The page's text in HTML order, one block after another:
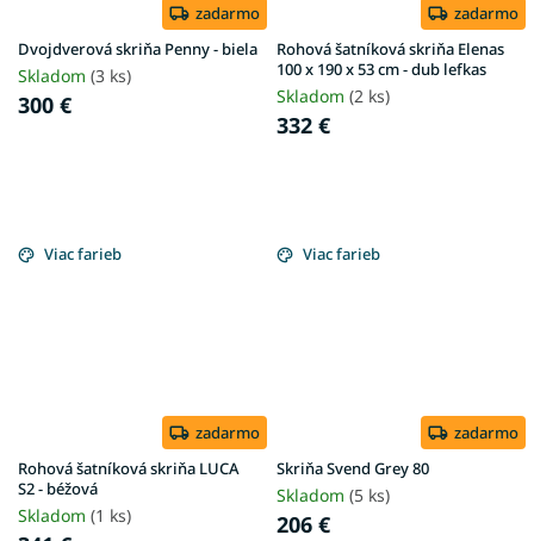
zadarmo
Dvojdverová skriňa Penny - biela
Skladom (3 ks)
300 €
zadarmo
Rohová šatníková skriňa Elenas
100 x 190 x 53 cm - dub lefkas
Skladom (2 ks)
332 €
Viac farieb
zadarmo
Rohová šatníková skriňa LUCA
S2 - béžová
Skladom (1 ks)
Viac farieb
zadarmo
Skriňa Svend Grey 80
Skladom (5 ks)
206 €